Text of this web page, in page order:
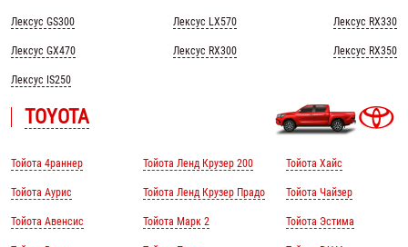
Лексус GS300
Лексус GX470
Лексус IS250
Лексус LX570
Лексус RX300
Лексус RX330
Лексус RX350
TOYOTA
Тойота 4раннер
Тойота Аурис
Тойота Авенсис
Тойота Ленд Крузер 200
Тойота Ленд Крузер Прадо
Тойота Марк 2
Тойота Хайс
Тойота Чайзер
Тойота Эстима